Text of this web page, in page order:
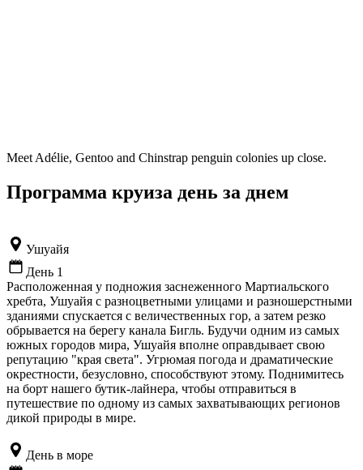
Meet Adélie, Gentoo and Chinstrap penguin colonies up close.
Программа круиза день за днем
Ушуайя
День 1
Расположенная у подножия заснеженного Мартиальского
хребта, Ушуайя с разноцветными улицами и разношерстными
зданиями спускается с величественных гор, а затем резко
обрывается на берегу канала Бигль. Будучи одним из самых
южных городов мира, Ушуайя вполне оправдывает свою
репутацию "края света". Угрюмая погода и драматические
окрестности, безусловно, способствуют этому. Поднимитесь
на борт нашего бутик-лайнера, чтобы отправиться в
путешествие по одному из самых захватывающих регионов
дикой природы в мире.
День в море